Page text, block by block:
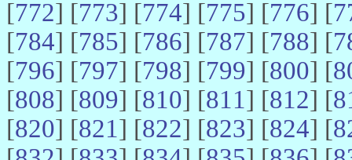
[772] [773] [774] [775] [776] [
[784] [785] [786] [787] [788] [
[796] [797] [798] [799] [800] [
[808] [809] [810] [811] [812] [
[820] [821] [822] [823] [824] [